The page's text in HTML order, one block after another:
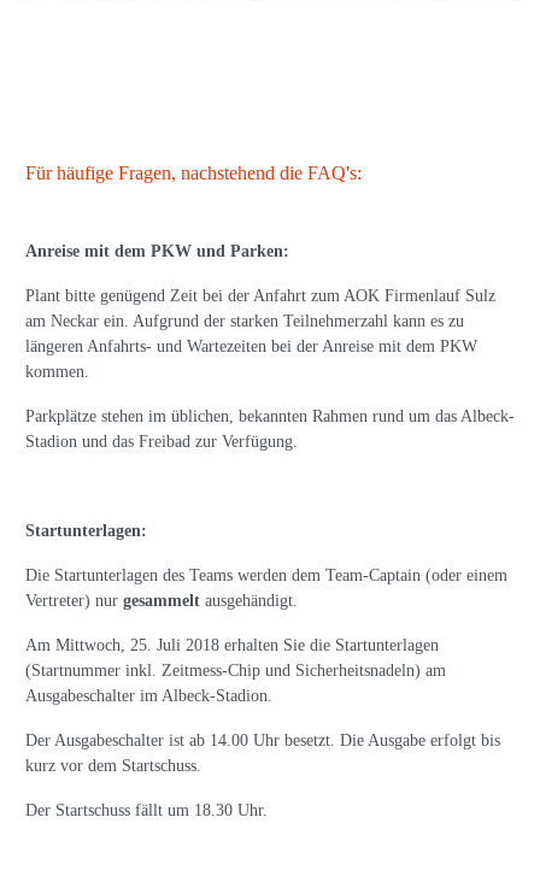
Für häufige Fragen, nachstehend die FAQ's:
Anreise mit dem PKW und Parken:
Plant bitte genügend Zeit bei der Anfahrt zum AOK Firmenlauf Sulz
am Neckar ein. Aufgrund der starken Teilnehmerzahl kann es zu
längeren Anfahrts- und Wartezeiten bei der Anreise mit dem PKW
kommen.
Parkplätze stehen im üblichen, bekannten Rahmen rund um das Albeck-
Stadion und das Freibad zur Verfügung.
Startunterlagen:
Die Startunterlagen des Teams werden dem Team-Captain (oder einem
Vertreter) nur gesammelt ausgehändigt.
Am Mittwoch, 25. Juli 2018 erhalten Sie die Startunterlagen
(Startnummer inkl. Zeitmess-Chip und Sicherheitsnadeln) am
Ausgabeschalter im Albeck-Stadion.
Der Ausgabeschalter ist ab 14.00 Uhr besetzt. Die Ausgabe erfolgt bis
kurz vor dem Startschuss.
Der Startschuss fällt um 18.30 Uhr.